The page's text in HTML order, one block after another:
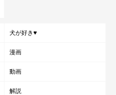
犬が好き♥
漫画
動画
解説